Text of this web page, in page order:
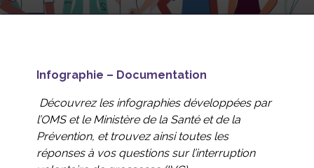
Infographie – Documentation
Découvrez les infographies développées par
l’OMS et le Ministère de la Santé et de la
Prévention, et trouvez ainsi toutes les
réponses à vos questions sur l’interruption